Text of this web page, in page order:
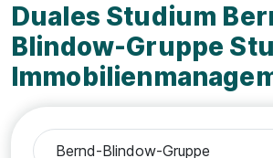
Duales Studium
Blindow-Gruppe